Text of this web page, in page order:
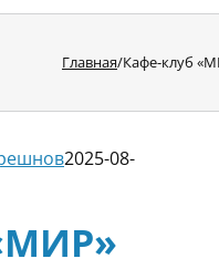
Главная/Кафе-клуб
2025-08-